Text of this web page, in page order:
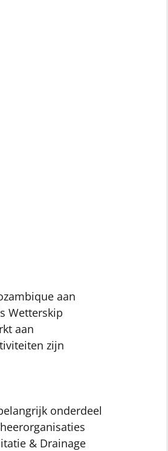
aan
Wetterskip
aan
zijn
onderdeel
& Drainage